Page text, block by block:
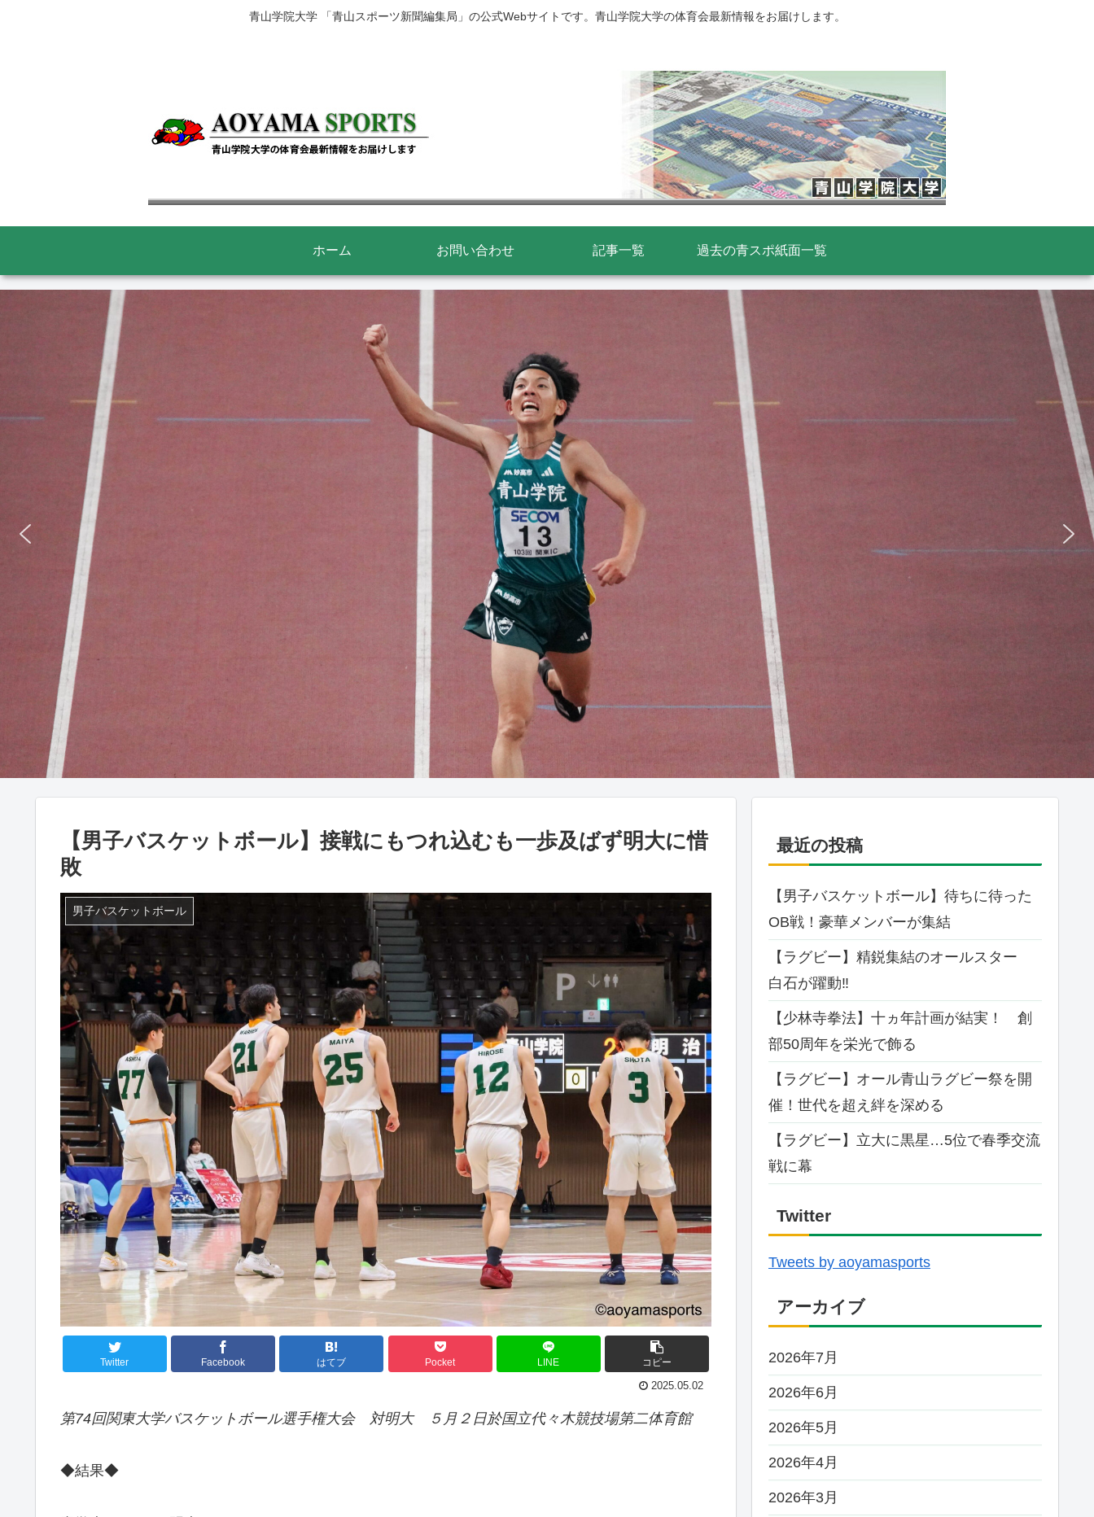
青山学院大学 「青山スポーツ新聞編集局」の公式Webサイトです。青山学院大学の体育会最新情報をお届けします。
ホーム お問い合わせ 記事一覧 過去の青スポ紙面一覧
【男子バスケットボール】接戦にもつれ込むも一歩及ばず明大に惜
敗
男子バスケットボール
Twitter Facebook はてブ Pocket LINE コピー
2025.05.02
第74回関東大学バスケットボール選手権大会 対明大 ５月２日於国立代々木競技場第二体育館
◆結果◆
最近の投稿
【男子バスケットボール】待ちに待った
OB戦！豪華メンバーが集結
【ラグビー】精鋭集結のオールスター
白石が躍動‼
【少林寺拳法】十ヵ年計画が結実！ 創
部50周年を栄光で飾る
【ラグビー】オール⻘⼭ラグビー祭を開
催！世代を超え絆を深める
【ラグビー】立大に黒星…5位で春季交流
戦に幕
Twitter
Tweets by aoyamasports
アーカイブ
2026年7月
2026年6月
2026年5月
2026年4月
2026年3月